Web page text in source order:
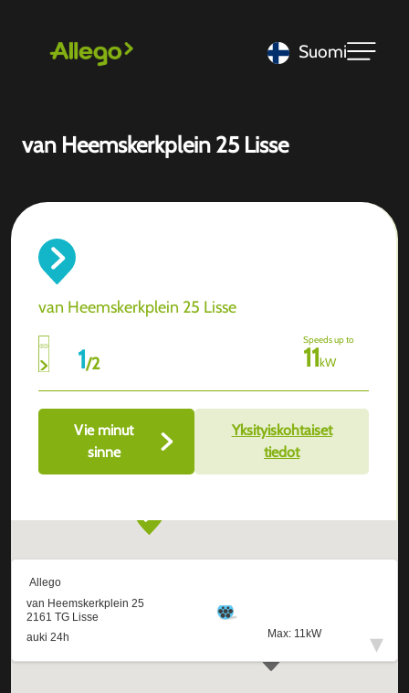
Suomi
van Heemskerkplein 25 Lisse
van Heemskerkplein 25 Lisse
1/2
Speeds up to
11kW
Vie minut
sinne
Yksityiskohtaiset
tiedot